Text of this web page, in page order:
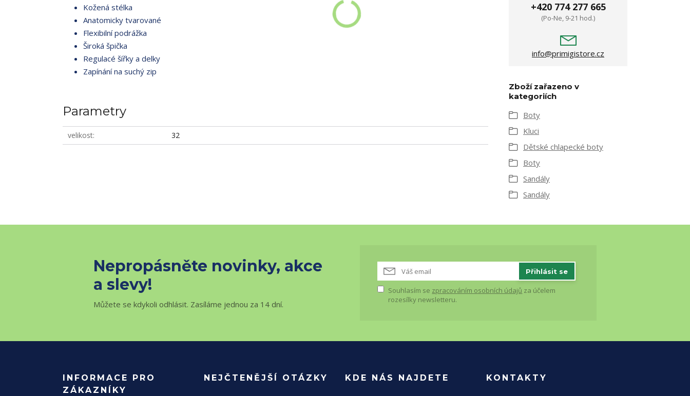
Kožená stélka
Anatomicky tvarované
Flexibilní podrážka
Široká špička
Regulacé šířky a delky
Zapínání na suchý zip
Parametry
velikost 32
+420 774 277 665
(Po-Ne, 9-21 hod.)
info@primigistore.cz
Zboží zařazeno v
kategoriích
Boty
Kluci
Dětské chlapecké boty
Boty
Sandály
Sandály
Nepropásněte novinky, akce
a slevy!
Můžete se kdykoli odhlásit. Zasíláme jednou za 14 dní.
Přihlásit se
Souhlasím se zpracováním osobních údajů za účelem
rozesílky newsletteru.
INFORMACE PRO
ZÁKAZNÍKY
NEJČTENĚJŠÍ OTÁZKY KDE NÁS NAJDETE KONTAKTY